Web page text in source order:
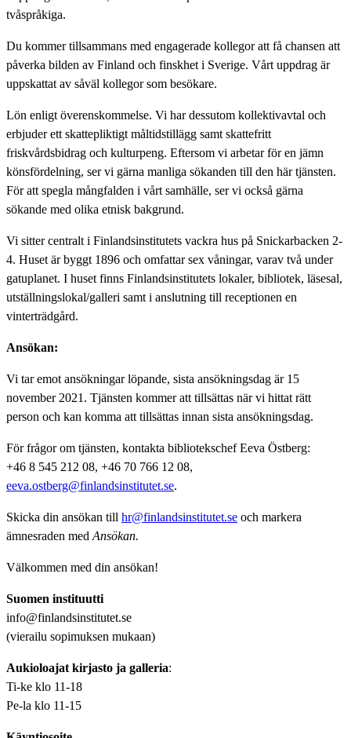
tvåspråkiga.
Du kommer tillsammans med engagerade kollegor att få chansen att
påverka bilden av Finland och finskhet i Sverige. Vårt uppdrag är
uppskattat av såväl kollegor som besökare.
Lön enligt överenskommelse. Vi har dessutom kollektivavtal och
erbjuder ett skattepliktigt måltidstillägg samt skattefritt
friskvårdsbidrag och kulturpeng. Eftersom vi arbetar för en jämn
könsfördelning, ser vi gärna manliga sökanden till den här tjänsten.
För att spegla mångfalden i vårt samhälle, ser vi också gärna
sökande med olika etnisk bakgrund.
Vi sitter centralt i Finlandsinstitutets vackra hus på Snickarbacken 2-
4. Huset är byggt 1896 och omfattar sex våningar, varav två under
gatuplanet. I huset finns Finlandsinstitutets lokaler, bibliotek, läsesal,
utställningslokal/galleri samt i anslutning till receptionen en
vinterträdgård.
Ansökan:
Vi tar emot ansökningar löpande, sista ansökningsdag är 15
november 2021. Tjänsten kommer att tillsättas när vi hittat rätt
person och kan komma att tillsättas innan sista ansökningsdag.
För frågor om tjänsten, kontakta bibliotekschef Eeva Östberg:
+46 8 545 212 08, +46 70 766 12 08,
eeva.ostberg@finlandsinstitutet.se.
Skicka din ansökan till hr@finlandsinstitutet.se och markera
ämnesraden med Ansökan.
Välkommen med din ansökan!
Suomen instituutti
info@finlandsinstitutet.se
(vierailu sopimuksen mukaan)
Aukioloajat kirjasto ja galleria:
Ti-ke klo 11-18
Pe-la klo 11-15